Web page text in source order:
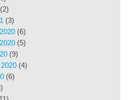
(2)
(3)
(6)
(5)
(9)
(4)
(6)